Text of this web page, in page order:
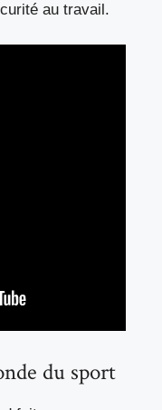
au travail.
du sport